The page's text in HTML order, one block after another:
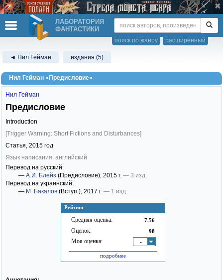
ЛАБОРАТОРИЯ
ФАНТАСТИКИ
расширенный
поиск по жанру
◄ Нил Гейман издания (5)
Нил Гейман «Предисловие»
Рейтинг
Средняя оценка: 7.56
Оценок: 98
Моя оценка: -
подробнее
Нил Гейман
Предисловие
Introduction
[Trigger Warning: Short Fictions and Disturbances]
Статья, 2015 год
Язык написания: английский
Перевод на русский:
— А.И. Блейз (Предисловие); 2015 г. — 3 изд.
Перевод на украинский:
— М. Бакалов (Вступ ); 2017 г. — 1 изд.